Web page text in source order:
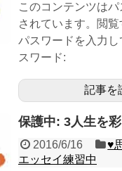
このコンテンツは
されています。閲
パスワードを入力
スワード:
記事を
保護中: 3人生を
2016/6/16 ♥︎
エッセイ練習中